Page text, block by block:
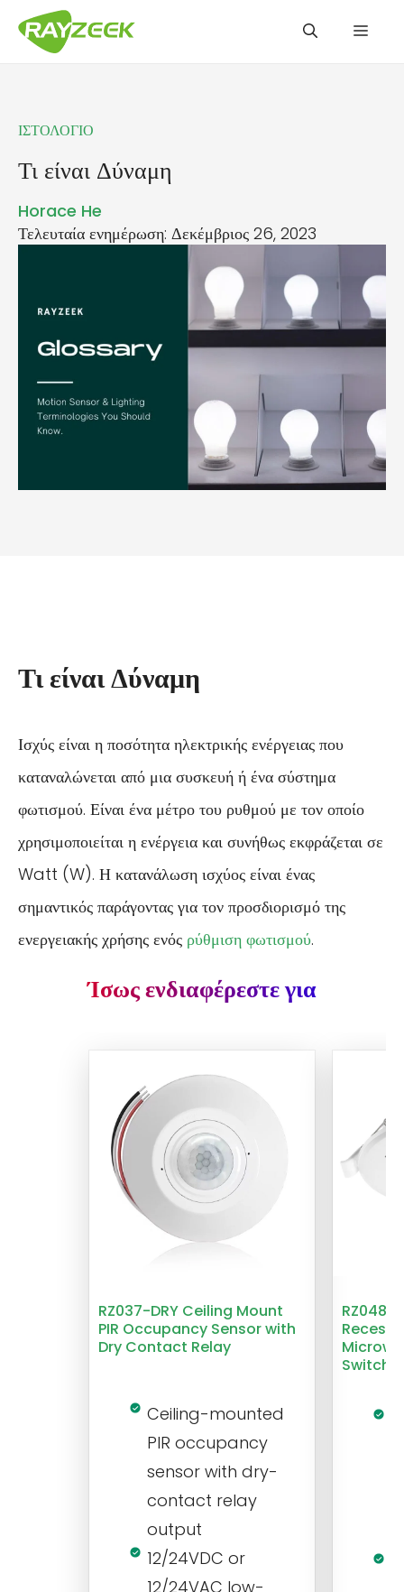
Μετάβαση
ΙΣΤΟΛΟΓΙΟ
Τι είναι Δύναμη
Horace He
Τελευταία ενημέρωση: Δεκέμβριος 26, 2023
Τι είναι Δύναμη
Ισχύς είναι η ποσότητα ηλεκτρικής ενέργειας που
καταναλώνεται από μια συσκευή ή ένα σύστημα
φωτισμού. Είναι ένα μέτρο του ρυθμού με τον οποίο
χρησιμοποιείται η ενέργεια και συνήθως εκφράζεται σε
Watt (W). Η κατανάλωση ισχύος είναι ένας
σημαντικός παράγοντας για τον προσδιορισμό της
ενεργειακής χρήσης ενός ρύθμιση φωτισμού.
Ίσως ενδιαφέρεστε για
RZ037-DRY Ceiling Mount
PIR Occupancy Sensor with
Dry Contact Relay
Ceiling-mounted
PIR occupancy
sensor with dry-
contact relay
output
12/24VDC or
12/24VAC low-
RZ048
Switch